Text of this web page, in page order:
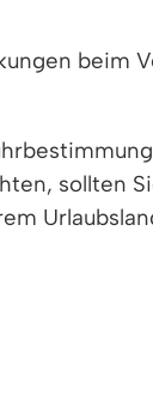
beim
sollten